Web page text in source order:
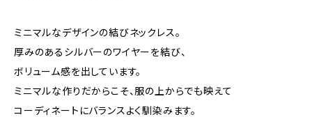
ミニマルなデザインの結びネックレス。
厚みのあるシルバーのワイヤーを結び、
ボリューム感を出しています。
ミニマルな作りだからこそ、服の上からでも映えて
コーディネートにバランスよく馴染みます。